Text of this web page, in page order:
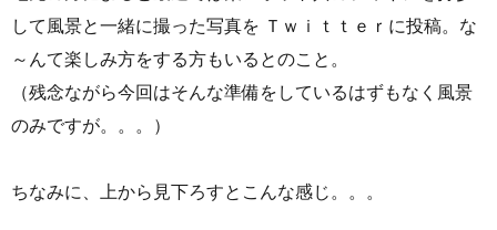
して風景と一緒に撮った写真を Ｔｗｉｔｔｅｒに投稿。な
～んて楽しみ方をする方もいるとのこと。
（残念ながら今回はそんな準備をしているはずもなく風景
のみですが。。。）
ちなみに、上から見下ろすとこんな感じ。。。